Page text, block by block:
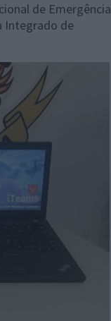
de Emergência
Integrado de